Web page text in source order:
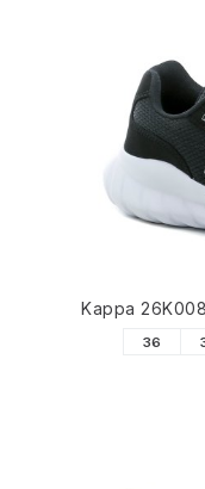
Kappa
36